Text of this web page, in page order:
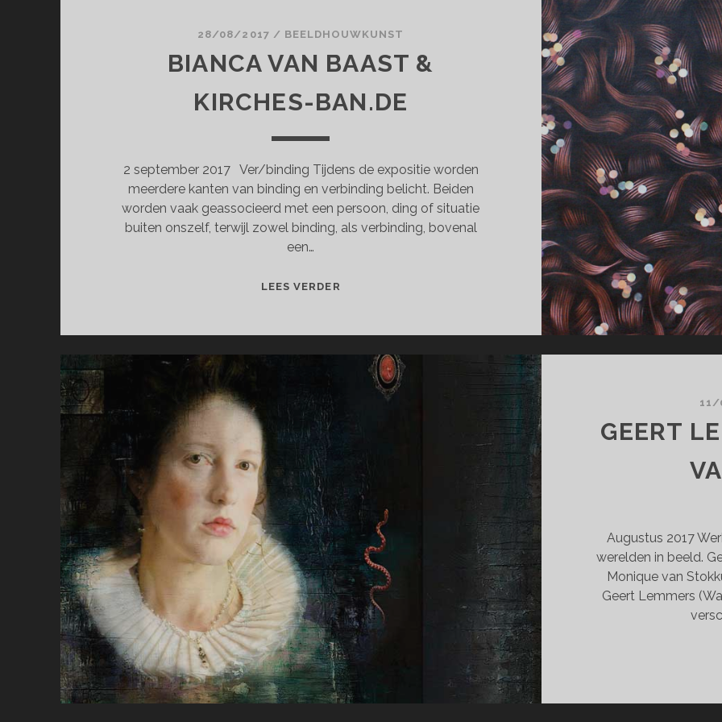
28/08/2017 / BEELDHOUWKUNST
BIANCA VAN BAAST &
KIRCHES-BAN.DE
2 september 2017 Ver/binding Tijdens de expositie worden
meerdere kanten van binding en verbinding belicht. Beiden
worden vaak geassocieerd met een persoon, ding of situatie
buiten onszelf, terwijl zowel binding, als verbinding, bovenal
een…
LEES VERDER
KIRCHES-
BAN.DE
11/
GEERT
Augustus 2017
werelden in beeld.
Monique van
Geert Lemmers